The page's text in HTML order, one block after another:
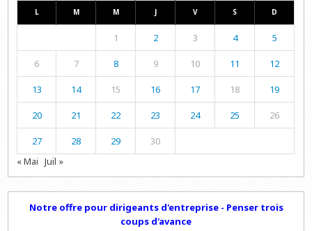
L M M J V S D
1 2 3 4 5
6 7 8 9 10 11 12
13 14 15 16 17 18 19
20 21 22 23 24 25 26
27 28 29
30
« Mai Juil »
Notre offre pour dirigeants d'entreprise - Penser trois
coups d'avance